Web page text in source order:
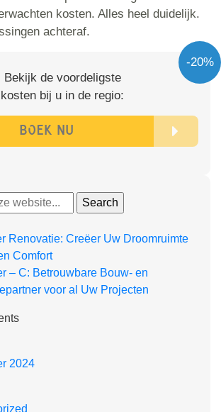
kosten. Alles heel duidelijk.
achteraf.
-20%
Bekijk de voordeligste
kosten bij u in de regio:
Renovatie: Creëer Uw Droomruimte
Comfort
– C: Betrouwbare Bouw- en
voor al Uw Projecten
2024